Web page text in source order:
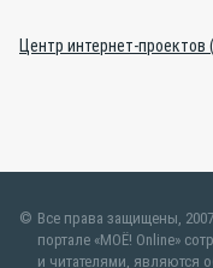
Центр интернет-проектов
Все права защищены,
портале «МОЁ! Online»
и читателями, являются